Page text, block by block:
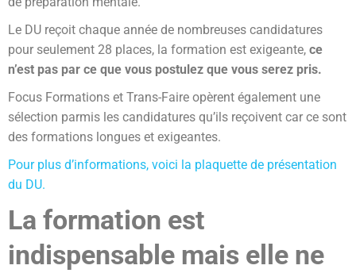
Le DU reçoit chaque année de nombreuses candidatures
pour seulement 28 places, la formation est exigeante, ce
n’est pas par ce que vous postulez que vous serez pris.
Focus Formations et Trans-Faire opèrent également une
sélection parmis les candidatures qu’ils reçoivent car ce sont
des formations longues et exigeantes.
Pour plus d’informations, voici la plaquette de présentation
du DU.
La formation est
indispensable mais elle ne